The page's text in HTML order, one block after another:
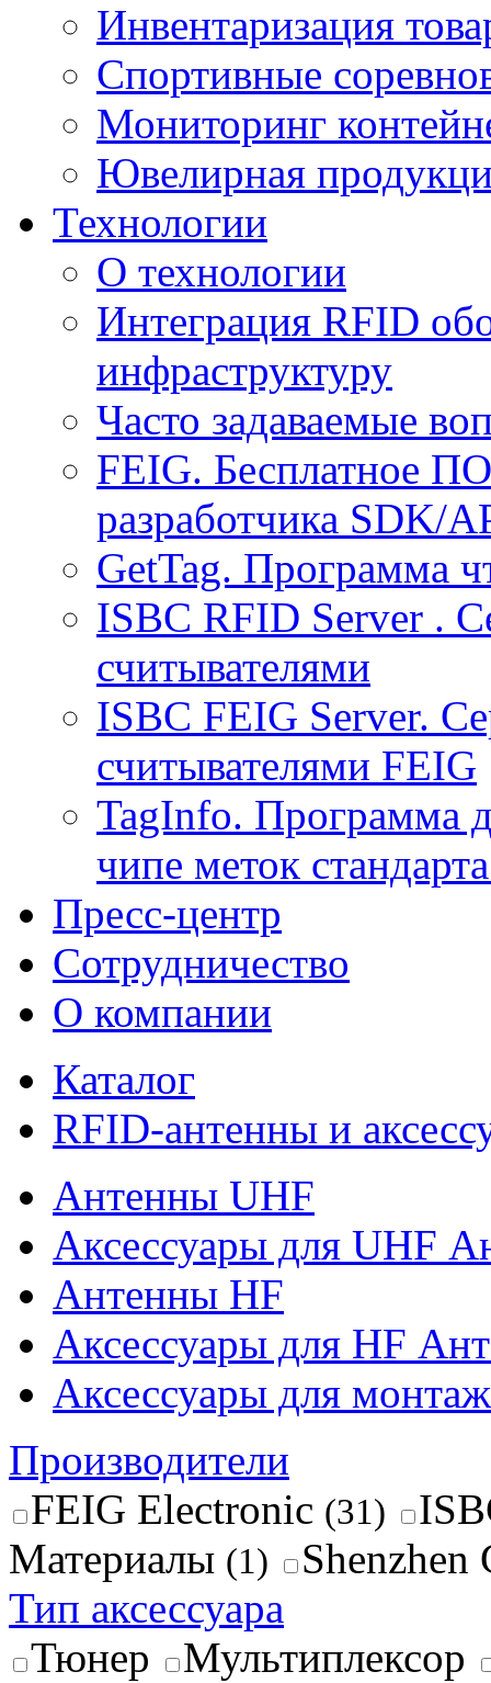
Инвентаризация
Спортивные
Мониторинг
Ювелирная
Технологии
О технологии
Интеграция RFID
инфраструктуру
Часто задаваемые
FEIG. Бесплатное
разработчика SDK/
GetTag. Программа
ISBC RFID Server .
считывателями
ISBC FEIG Server.
считывателями FEIG
TagInfo. Программа
чипе меток
Пресс-центр
Сотрудничество
О компании
Каталог
RFID-антенны и
Антенны UHF
Аксессуары для UHF
Антенны HF
Аксессуары для HF
Аксессуары для
Производители
FEIG Electronic (31)
Материалы (1)
Тип аксессуара
Тюнер
Мультиплексор